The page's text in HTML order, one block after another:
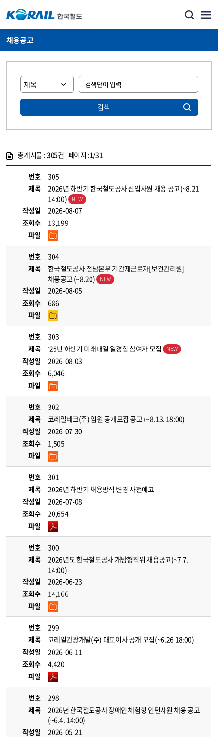
채용공고
검색
총게시물 :305건 페이지 :1/31
번호
305
제목
2026년 하반기 한국철도공사 신입사원 채용 공고(~8.21.
14:00)
작성일
2026-08-07
조회수
13,199
파일
번호
304
제목
한국철도공사 전남본부 기간제근로자[보건관리원]
채용공고 (~8.20)
작성일
2026-08-05
조회수
686
파일
번호
303
제목
’26년 하반기 미래내일 일경험 참여자 모집
작성일
2026-08-03
조회수
6,046
파일
번호
302
제목
코레일테크(주) 임원 공개모집 공고 (~8.13. 18:00)
작성일
2026-07-30
조회수
1,505
파일
번호
301
제목
2026년 하반기 채용방식 변경 사전예고
작성일
2026-07-08
조회수
20,654
파일
번호
300
제목
2026년도 한국철도공사 개방형직위 채용공고(~7.7.
14:00)
작성일
2026-06-23
조회수
14,166
파일
번호
299
제목
코레일관광개발(주) 대표이사 공개 모집(~6.26 18:00)
작성일
2026-06-11
조회수
4,420
파일
번호
298
제목
2026년 한국철도공사 장애인 체험형 인턴사원 채용 공고
(~6.4. 14:00)
작성일
2026-05-21